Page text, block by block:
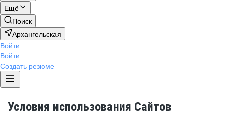
Ещё
Поиск
Архангельская
Войти
Войти
Создать резюме
Условия использования Сайтов